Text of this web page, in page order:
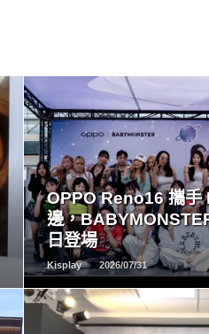
OPPO Reno16 攜手
邊，
日登場
Kisplay 2026/07/31